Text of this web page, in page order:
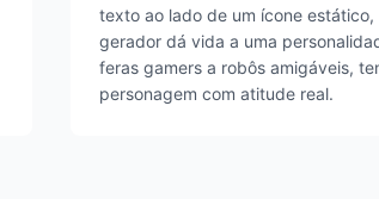
texto ao lado de um ícone estático,
gerador dá vida a uma
feras gamers a robôs amigáveis,
personagem com atitude real.